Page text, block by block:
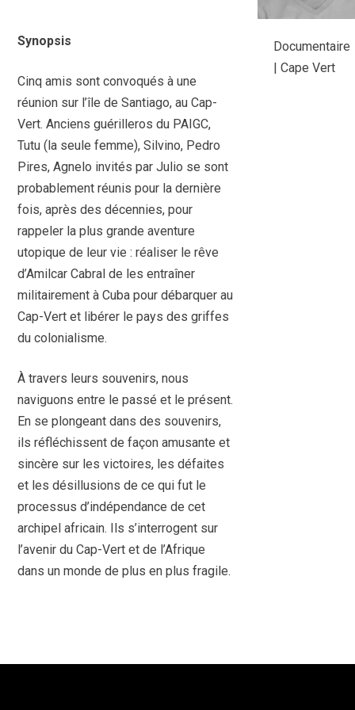
Synopsis
Cinq amis sont convoqués à une
réunion sur l’île de Santiago, au Cap-
Vert. Anciens guérilleros du PAIGC,
Tutu (la seule femme), Silvino, Pedro
Pires, Agnelo invités par Julio se sont
probablement réunis pour la dernière
fois, après des décennies, pour
rappeler la plus grande aventure
utopique de leur vie : réaliser le rêve
d’Amilcar Cabral de les entraîner
militairement à Cuba pour débarquer au
Cap-Vert et libérer le pays des griffes
du colonialisme.
À travers leurs souvenirs, nous
naviguons entre le passé et le présent.
En se plongeant dans des souvenirs,
ils réfléchissent de façon amusante et
sincère sur les victoires, les défaites
et les désillusions de ce qui fut le
processus d’indépendance de cet
archipel africain. Ils s’interrogent sur
l’avenir du Cap-Vert et de l’Afrique
dans un monde de plus en plus fragile.
Documentaire
| Cape Vert